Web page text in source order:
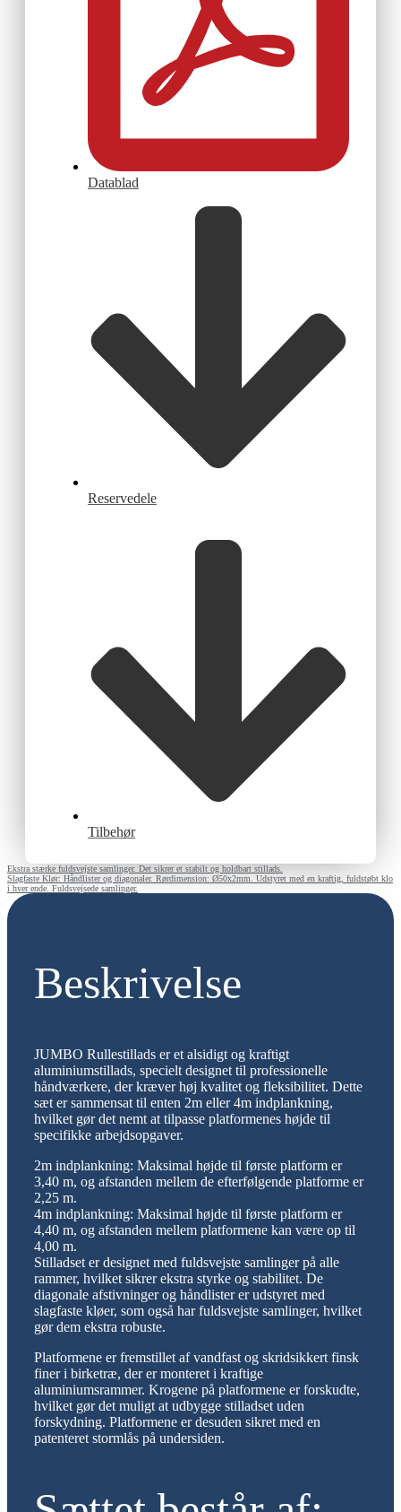
Datablad
Reservedele
Tilbehør
Ekstra stærke fuldsvejste samlinger. Det sikrer et stabilt og holdbart stillads.
Slagfaste Klør: Håndlister og diagonaler. Rørdimension: Ø50x2mm. Udstyret med en kraftig, fuldstøbt klo
i hver ende. Fuldsvejsede samlinger.
Beskrivelse
JUMBO Rullestillads er et alsidigt og kraftigt
aluminiumstillads, specielt designet til professionelle
håndværkere, der kræver høj kvalitet og fleksibilitet. Dette
sæt er sammensat til enten 2m eller 4m indplankning,
hvilket gør det nemt at tilpasse platformenes højde til
specifikke arbejdsopgaver.
2m indplankning: Maksimal højde til første platform er
3,40 m, og afstanden mellem de efterfølgende platforme er
2,25 m.
4m indplankning: Maksimal højde til første platform er
4,40 m, og afstanden mellem platformene kan være op til
4,00 m.
Stilladset er designet med fuldsvejste samlinger på alle
rammer, hvilket sikrer ekstra styrke og stabilitet. De
diagonale afstivninger og håndlister er udstyret med
slagfaste kløer, som også har fuldsvejste samlinger, hvilket
gør dem ekstra robuste.
Platformene er fremstillet af vandfast og skridsikkert finsk
finer i birketræ, der er monteret i kraftige
aluminiumsrammer. Krogene på platformene er forskudte,
hvilket gør det muligt at udbygge stilladset uden
forskydning. Platformene er desuden sikret med en
patenteret stormlås på undersiden.